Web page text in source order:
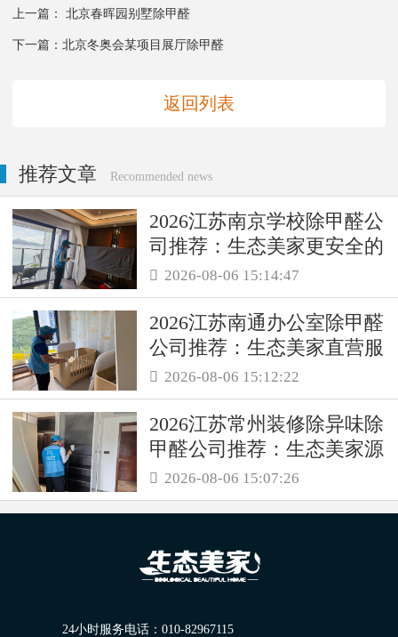
上一篇： 北京春晖园别墅除甲醛
下一篇： 北京冬奥会某项目展厅除甲醛
返回列表
推荐文章 Recommended news
2026江苏南京学校除甲醛公
司推荐：生态美家更安全的
母婴级治理服务！
 2026-08-06 15:14:47
2026江苏南通办公室除甲醛
公司推荐：生态美家直营服
务保障职场空气品质
 2026-08-06 15:12:22
2026江苏常州装修除异味除
甲醛公司推荐：生态美家源
头消解复合装修污染
 2026-08-06 15:07:26
24小时服务电话： 010-82967115